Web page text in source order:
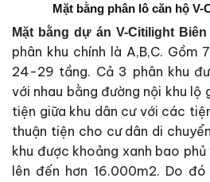
Mặt bằng phân lô căn hộ
Mặt bằng dự án V-Citilight Biên
phân khu chính là A,B,C.
24-29 tầng. Cả 3 phân khu
với nhau bằng đường nội khu lộ
tiện giữa khu dân cư với các
thuận tiện cho cư dân di
khu được khoảng xanh bao
lên đến hơn 16.000m2. Do